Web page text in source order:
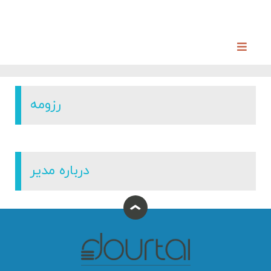
رزومه
درباره مدیر